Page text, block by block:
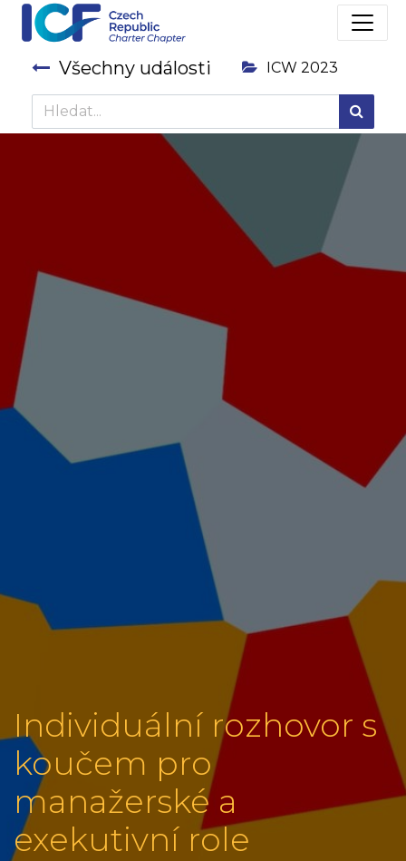
Všechny události ICW 2023
Individuální rozhovor s
koučem pro
manažerské a
exekutivní role